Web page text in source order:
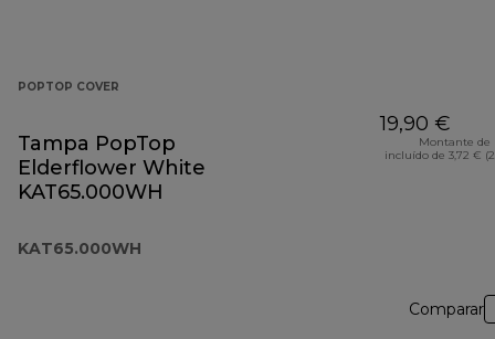
POPTOP COVER
Tampa PopTop
Elderflower White
KAT65.000WH
KAT65.000WH
19,90 €
Montante de
incluído de 3,72 €
Comparar